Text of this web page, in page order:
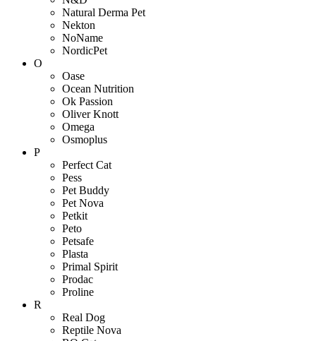
Natural Derma Pet
Nekton
NoName
NordicPet
O
Oase
Ocean Nutrition
Ok Passion
Oliver Knott
Omega
Osmoplus
P
Perfect Cat
Pess
Pet Buddy
Pet Nova
Petkit
Peto
Petsafe
Plasta
Primal Spirit
Prodac
Proline
R
Real Dog
Reptile Nova